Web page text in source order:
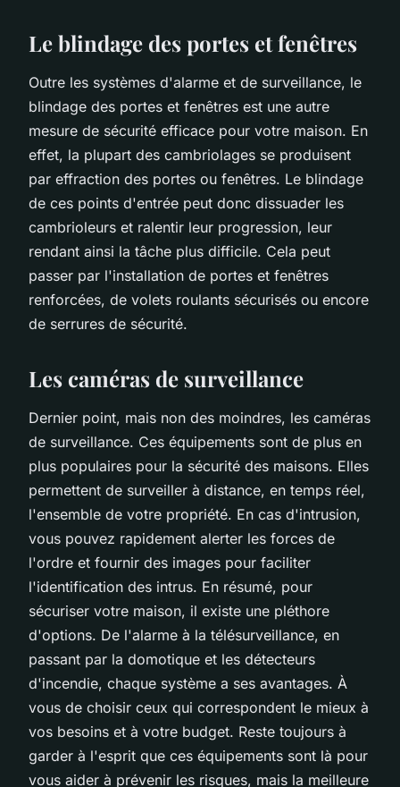
Le blindage des portes et fenêtres
Outre les systèmes d'alarme et de surveillance, le
blindage des portes et fenêtres est une autre
mesure de sécurité efficace pour votre maison. En
effet, la plupart des cambriolages se produisent
par effraction des portes ou fenêtres. Le blindage
de ces points d'entrée peut donc dissuader les
cambrioleurs et ralentir leur progression, leur
rendant ainsi la tâche plus difficile. Cela peut
passer par l'installation de portes et fenêtres
renforcées, de volets roulants sécurisés ou encore
de serrures de sécurité.
Les caméras de surveillance
Dernier point, mais non des moindres, les caméras
de surveillance. Ces équipements sont de plus en
plus populaires pour la sécurité des maisons. Elles
permettent de surveiller à distance, en temps réel,
l'ensemble de votre propriété. En cas d'intrusion,
vous pouvez rapidement alerter les forces de
l'ordre et fournir des images pour faciliter
l'identification des intrus. En résumé, pour
sécuriser votre maison, il existe une pléthore
d'options. De l'alarme à la télésurveillance, en
passant par la domotique et les détecteurs
d'incendie, chaque système a ses avantages. À
vous de choisir ceux qui correspondent le mieux à
vos besoins et à votre budget. Reste toujours à
garder à l'esprit que ces équipements sont là pour
vous aider à prévenir les risques, mais la meilleure